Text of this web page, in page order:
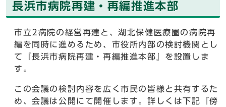
長浜市病院再建・再編推進本部
市立2病院の経営再建と、湖北保健医療圏の病院再
編を同時に進めるため、市役所内部の検討機関とし
て『長浜市病院再建・再編推進本部』を設置しま
す。
この会議の検討内容を広く市民の皆様と共有するた
め、会議は公開にて開催します。詳しくは下記『傍